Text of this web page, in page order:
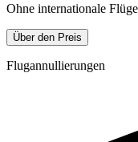
Ohne internationale Flüge
Über den Preis
Flugannullierungen